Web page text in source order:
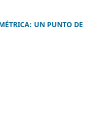
UN PUNTO DE